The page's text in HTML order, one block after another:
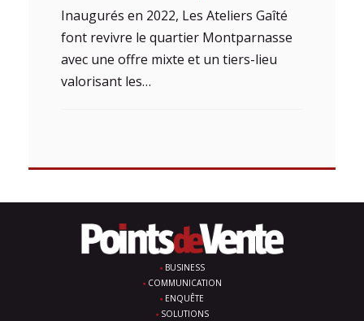
Inaugurés en 2022, Les Ateliers Gaîté
font revivre le quartier Montparnasse
avec une offre mixte et un tiers-lieu
valorisant les…
BUSINESS
COMMUNICATION
ENQUÊTE
SOLUTIONS